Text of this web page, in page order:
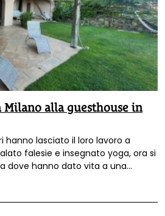
Milano alla guesthouse in
hanno lasciato il loro lavoro a
falesie e insegnato yoga, ora si
dove hanno dato vita a una